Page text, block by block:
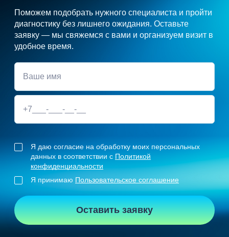
Поможем подобрать нужного специалиста и пройти
диагностику без лишнего ожидания. Оставьте
заявку — мы свяжемся с вами и организуем визит в
удобное время.
Я даю согласие на обработку моих персональных
данных в соответствии с Политикой
конфиденциальности
Я принимаю Пользовательское соглашение
Оставить заявку